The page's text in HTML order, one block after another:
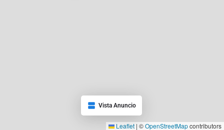
Leaflet | ©OpenStreetMapcontributors
Vista Anuncio